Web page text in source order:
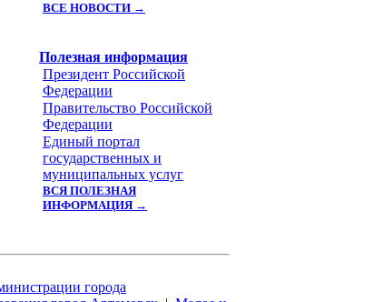
ВСЕ НОВОСТИ →
Полезная информация
Президент Российской
Федерации
Правительство Российской
Федерации
Единый портал
государственных и
муниципальных услуг
ВСЯ ПОЛЕЗНАЯ
ИНФОРМАЦИЯ →
города